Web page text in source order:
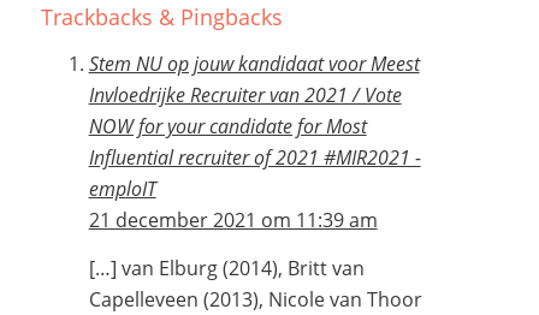
Trackbacks & Pingbacks
Stem NU op jouw kandidaat voor Meest
Invloedrijke Recruiter van 2021 / Vote
NOW for your candidate for Most
Influential recruiter of 2021 #MIR2021 -
emploIT
21 december 2021 om 11:39 am
[…] van Elburg (2014), Britt van
Capelleveen (2013), Nicole van Thoor